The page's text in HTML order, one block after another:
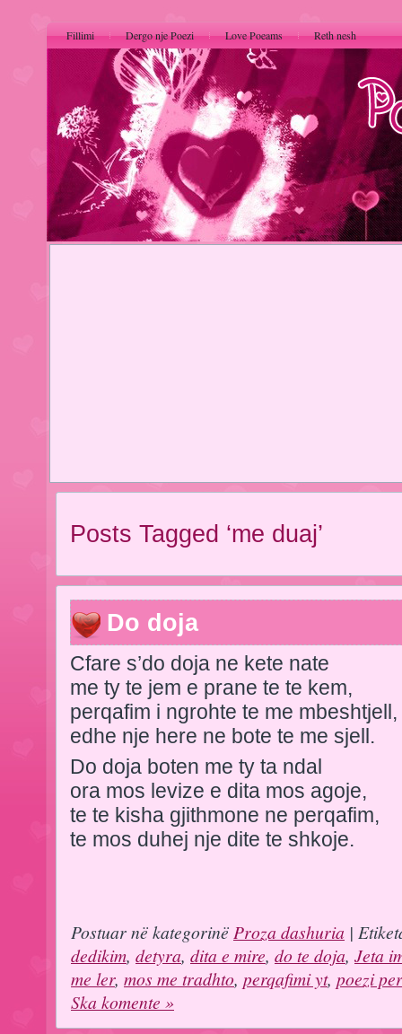
Fillimi Dergo nje Poezi Love Poeams Reth nesh
Posts Tagged ‘me duaj’
Do doja
Cfare s’do doja ne kete nate
me ty te jem e prane te te kem,
perqafim i ngrohte te me mbeshtjell,
edhe nje here ne bote te me sjell.
Do doja boten me ty ta ndal
ora mos levize e dita mos agoje,
te te kisha gjithmone ne perqafim,
te mos duhej nje dite te shkoje.
Postuar në kategorinë Proza dashuria |
dedikim, detyra, dita e mire, do te doja, Jeta
me ler, mos me tradhto, perqafimi yt, poezi
Ska komente »